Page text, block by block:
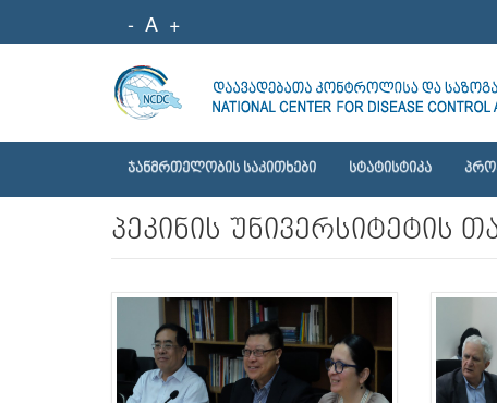
- A +
ᲯᲐᲜᲛᲠᲗᲔᲚᲝᲑᲘᲡ ᲡᲐᲙᲘᲗᲮᲔᲑᲘ ᲡᲢᲐᲢᲘᲡᲢᲘᲙᲐ
პეკინის უნივერსიტეტის